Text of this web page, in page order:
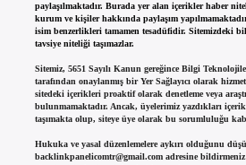
paylaşılmaktadır. Burada yer alan içerikler haber
kurum ve kişiler hakkında paylaşım
isim benzerlikleri tamamen tesadüfidir. Sitemizdeki
tavsiye niteliği taşımazlar.
Sitemiz, 5651 Sayılı Kanun gereğince Bilgi
tarafından onaylanmış bir Yer Sağlayıcı olarak
sitedeki içerikleri proaktif olarak denetleme veya
bulunmamaktadır. Ancak, üyelerimiz yazdıkları
taşımakta olup, siteye üye olarak bu sorumluluğu
Hukuka ve yasal düzenlemelere aykırı olduğunu
backlinkpanelicomtr@gmail.comadresine